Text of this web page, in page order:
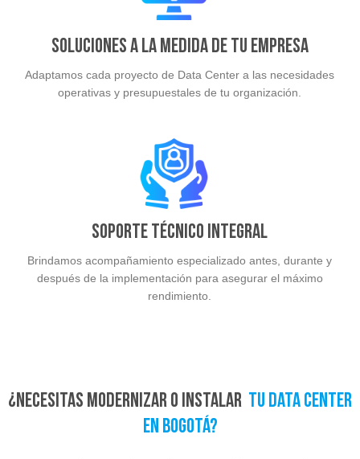
Soluciones a la medida de tu empresa
Adaptamos cada proyecto de Data Center a las necesidades
operativas y presupuestales de tu organización.
Soporte técnico integral
Brindamos acompañamiento especializado antes, durante y
después de la implementación para asegurar el máximo
rendimiento.
¿Necesitas modernizar o instalar tu data center
en Bogotá?